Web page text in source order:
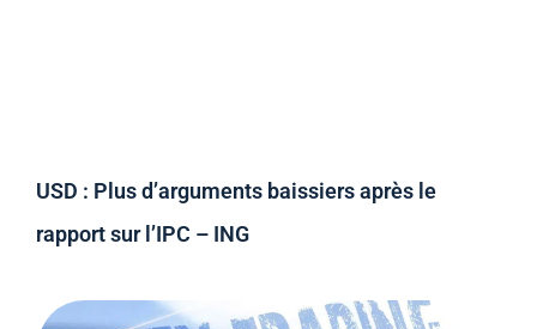
USD : Plus d’arguments baissiers après le
rapport sur l’IPC – ING